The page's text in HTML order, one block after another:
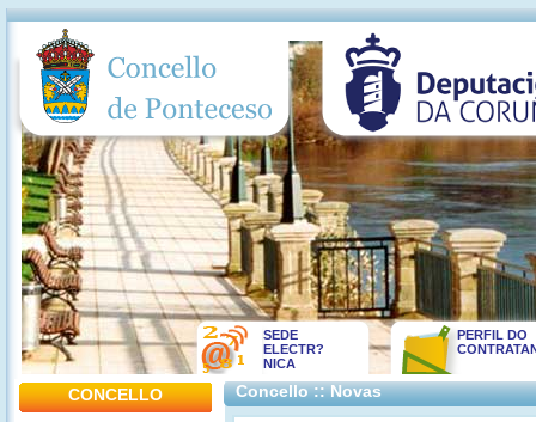
SEDE
ELECTR?
NICA
PERFIL DO
CONCELLO Concello :: Novas